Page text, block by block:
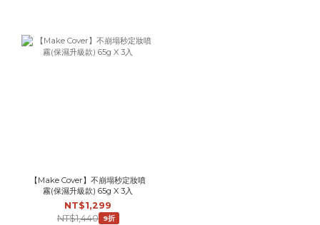
【Make Cover】不崩塌秒定妝噴
霧(保濕升級款) 65g X 3入
NT$1,299
NT$1,440
9折